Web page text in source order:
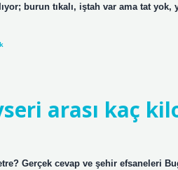
burun tıkalı, iştah var ama tat
arası kaç
Gerçek cevap ve şehir efsaneleri